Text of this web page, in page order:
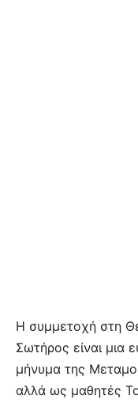
Η συμμετοχή στη
Σωτήρος είναι μια
μήνυμα της
αλλά ως μαθητές